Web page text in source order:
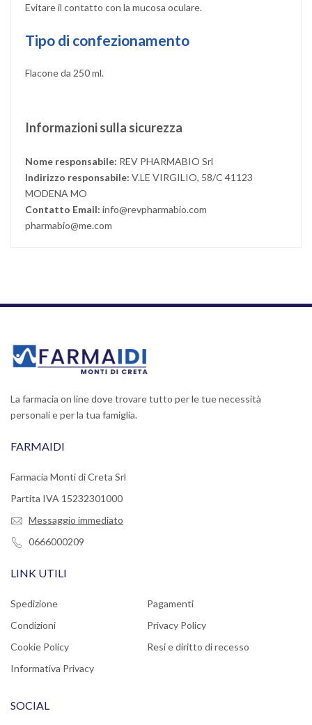
Evitare il contatto con la mucosa oculare.
Tipo di confezionamento
Flacone da 250 ml.
Informazioni sulla sicurezza
Nome responsabile: REV PHARMABIO Srl
Indirizzo responsabile: V.LE VIRGILIO, 58/C 41123
MODENA MO
Contatto Email: info@revpharmabio.com
pharmabio@me.com
La farmacia on line dove trovare tutto per le tue necessità
personali e per la tua famiglia.
FARMAIDI
Farmacia Monti di Creta Srl
Partita IVA 15232301000
Messaggio immediato
0666000209
LINK UTILI
Spedizione
Pagamenti
Condizioni
Privacy Policy
Cookie Policy
Resi e diritto di recesso
Informativa Privacy
SOCIAL